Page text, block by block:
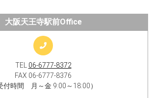
大阪天王寺駅前Office
TEL 06-6777-8372
FAX 06-6777-8376
付時間 月～金 9:00～18:00）